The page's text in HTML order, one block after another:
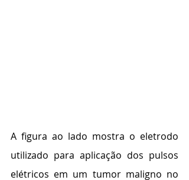
A figura ao lado mostra o eletrodo
utilizado para aplicação dos pulsos
elétricos em um tumor maligno no